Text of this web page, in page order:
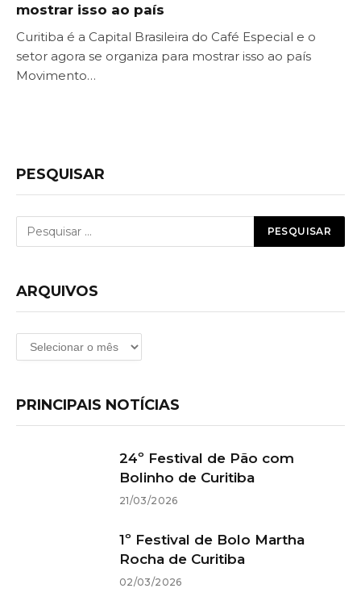
mostrar isso ao país
Curitiba é a Capital Brasileira do Café Especial e o
setor agora se organiza para mostrar isso ao país
Movimento…
PESQUISAR
ARQUIVOS
Arquivos
PRINCIPAIS NOTÍCIAS
24º Festival de Pão com
Bolinho de Curitiba
21/03/2026
1º Festival de Bolo Martha
Rocha de Curitiba
02/03/2026